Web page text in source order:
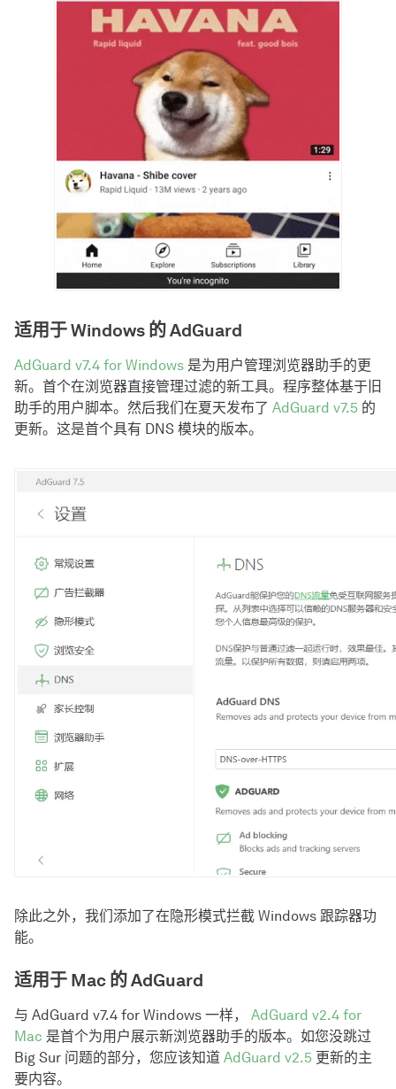
适用于 Windows 的 AdGuard
AdGuard v7.4 for Windows 是为用户管理浏览器助手的更
新。首个在浏览器直接管理过滤的新工具。程序整体基于旧
助手的用户脚本。然后我们在夏天发布了 AdGuard v7.5 的
更新。这是首个具有 DNS 模块的版本。
除此之外，我们添加了在隐形模式拦截 Windows 跟踪器功
能。
适用于 Mac 的 AdGuard
与 AdGuard v7.4 for Windows 一样， AdGuard v2.4 for
Mac 是首个为用户展示新浏览器助手的版本。如您没跳过
Big Sur 问题的部分，您应该知道 AdGuard v2.5 更新的主
要内容。